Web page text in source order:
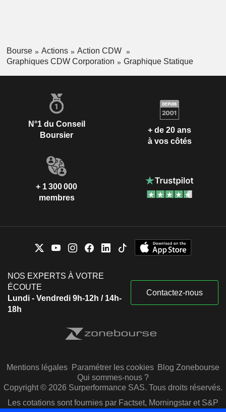
Bourse Actions
Action CDW
Graphiques CDW Corporation
Graphique Statique
N°1 du Conseil
Boursier
+ de 20 ans
à vos côtés
+ 1 300 000
membres
NOS EXPERTS À VOTRE
ÉCOUTE
Lundi - Vendredi 9h-12h / 14h-
18h
Contactez-nous
Mentions légales Paramétrer les cookies Blog Zonebourse
Qui sommes-nous ?
Copyright © 2026 Surperformance SAS. Tous droits réservés.
Les cotations sont fournies par Factset, Morningstar et S&P